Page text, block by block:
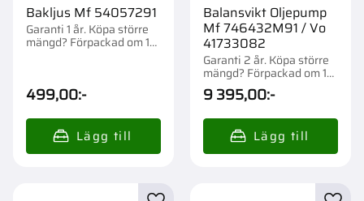
Bakljus Mf 54057291
Garanti 1 år. Köpa större
mängd? Förpackad om 1
499,00:-
Balansvikt Oljepump
Mf 746432M91 / Vo
41733082
Garanti 2 år. Köpa större
mängd? Förpackad om 1
st.
9 395,00:-